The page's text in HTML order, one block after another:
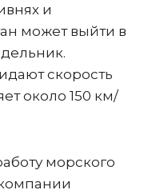
и
может выйти в
скорость
около 150 км/
морского